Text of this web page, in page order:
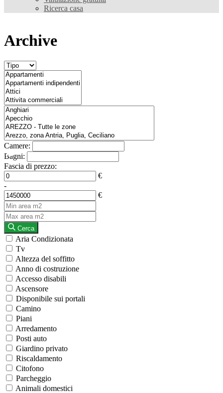
Ricerca casa
Archive
Camere:
Bagni:
Fascia di prezzo:
€
-
€
Cerca
Aria Condizionata
Tv
Altezza del soffitto
Anno di costruzione
Accesso disabili
Ascensore
Disponibile sui portali
Camino
Piani
Arredamento
Posti auto
Giardino privato
Riscaldamento
Citofono
Parcheggio
Animali domestici